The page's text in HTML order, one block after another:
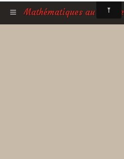
Mathématiques au collège